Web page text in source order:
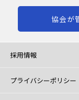
協会が
採用情報
プライバシーポリシー